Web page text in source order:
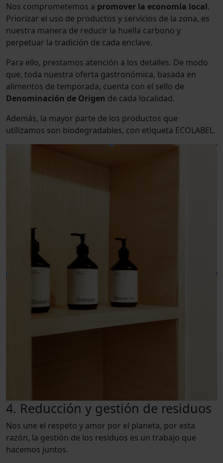
Nos comprometemos a promover la economía local.
Priorizar el uso de productos y servicios de la zona, es
nuestra manera de reducir la huella carbono y
perpetuar la tradición de cada enclave.
Para ello, prestamos atención a los detalles. De modo
que, toda nuestra oferta gastronómica, basada en
alimentos de temporada, cuenta con el sello de
Denominación de Origen de cada localidad.
Además, la mayor parte de los productos que
utilizamos son biodegradables, con etiqueta ECOLABEL.
4. Reducción y gestión de residuos
Nos une el respeto y amor por el planeta, por esta
razón, la gestión de los residuos es un trabajo que
hacemos juntos.